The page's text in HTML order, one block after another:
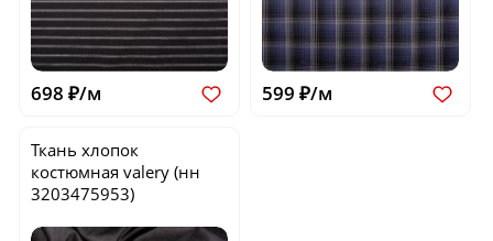
698 ₽/м 599 ₽/м
Ткань хлопок
костюмнаяvalery (нн
3203475953)